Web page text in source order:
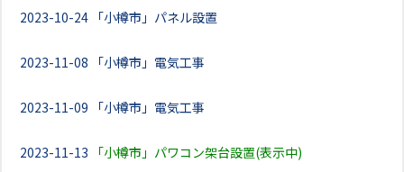
2023-10-24 「小樽市」パネル設置
2023-11-08 「小樽市」電気工事
2023-11-09 「小樽市」電気工事
2023-11-13 「小樽市」パワコン架台設置(表示中)